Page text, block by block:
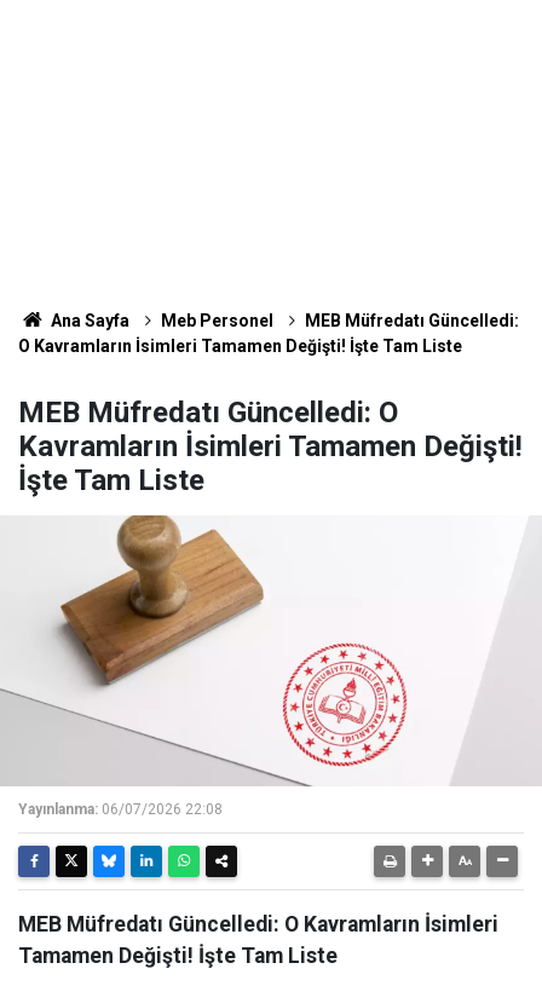
Ana Sayfa Meb Personel
MEB Müfredatı Güncelledi:
O Kavramların İsimleri Tamamen Değişti! İşte Tam Liste
MEB Müfredatı Güncelledi: O
Kavramların İsimleri Tamamen Değişti!
İşte Tam Liste
Yayınlanma: 06/07/2026 22:08
MEB Müfredatı Güncelledi: O Kavramların İsimleri
Tamamen Değişti! İşte Tam Liste